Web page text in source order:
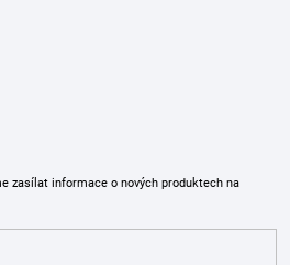
zasílat informace o nových produktech na